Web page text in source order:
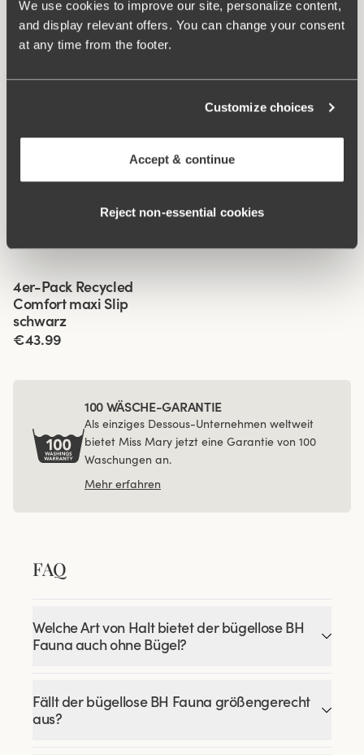
We use cookies to improve our site, personalize content,
and display relevant offers. You can change your consent
at any time from the footer.
Customize choices
Accept & continue
Reject non‑essential cookies
Ähnliche Produkte
Viewing image 1 of 3 Viewing image 1 of 3
Slip
4er-Pack Recycled
Comfort maxi Slip
schwarz
€43.99
100 WÄSCHE-GARANTIE
Als einziges Dessous-Unternehmen weltweit
bietet Miss Mary jetzt eine Garantie von 100
Waschungen an.
Mehr erfahren
FAQ
Welche Art von Halt bietet der bügellose BH
Fauna auch ohne Bügel?
Fällt der bügellose BH Fauna größengerecht
aus?